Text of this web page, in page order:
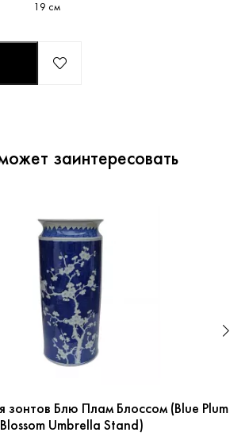
19 см
заинтересовать
зонтов Блю Плам Блоссом (Blue Plum
Blossom Umbrella Stand)